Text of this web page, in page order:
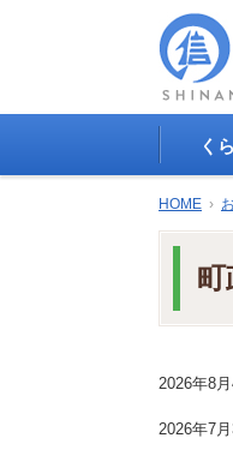
く
登録
年金
上水道
HOME ›
町
2026年8月
2026年7月